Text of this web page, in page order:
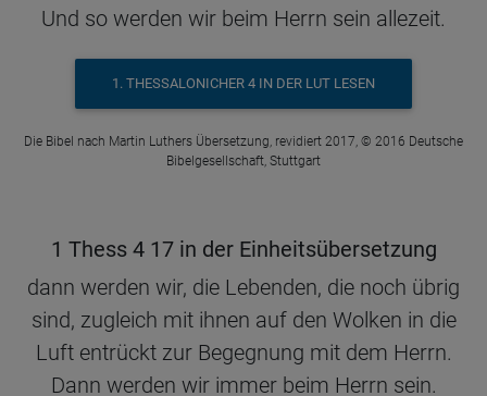
Und so werden wir beim Herrn sein allezeit.
1. THESSALONICHER 4 IN DER LUT LESEN
Die Bibel nach Martin Luthers Übersetzung, revidiert 2017, © 2016 Deutsche
Bibelgesellschaft, Stuttgart
1 Thess 4 17 in der Einheitsübersetzung
dann werden wir, die Lebenden, die noch übrig
sind, zugleich mit ihnen auf den Wolken in die
Luft entrückt zur Begegnung mit dem Herrn.
Dann werden wir immer beim Herrn sein.